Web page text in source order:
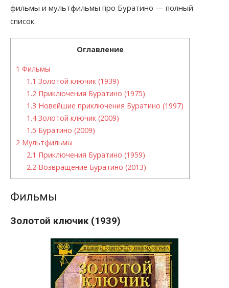
фильмы и мультфильмы про Буратино — полный
список.
Оглавление
1 Фильмы
1.1 Золотой ключик (1939)
1.2 Приключения Буратино (1975)
1.3 Новейшие приключения Буратино (1997)
1.4Золотой ключик (2009)
1.5 Буратино (2009)
2 Мультфильмы
2.1 Приключения Буратино (1959)
2.2 Возвращение Буратино (2013)
Фильмы
Золотой ключик (1939)